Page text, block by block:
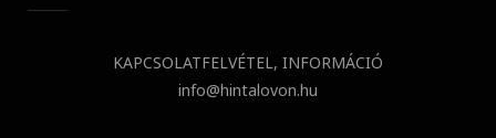
KAPCSOLATFELVÉTEL, INFORMÁCIÓ
info@hintalovon.hu